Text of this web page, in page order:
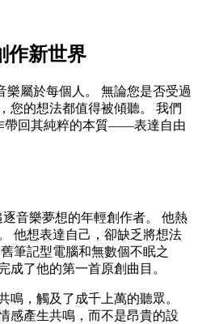
作新世界
樂屬於每個人。 無論您是否受過
您的想法都值得被傾聽。 我們
帶回其純粹的本質——表達自由
逐音樂夢想的年輕創作者。 他熱
他想表達自己，卻缺乏將想法
筆記型電腦和無數個不眠之
成了他的第一首原創曲目。
鳴，觸及了成千上萬的聽眾。
產生共鳴，而不是昂貴的設